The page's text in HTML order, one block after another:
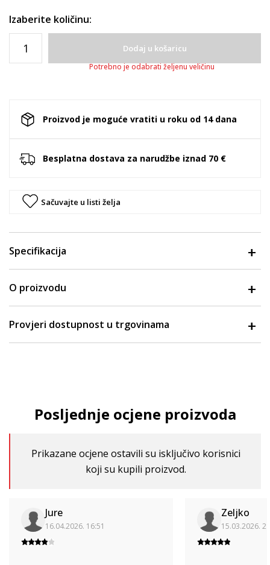
Izaberite količinu:
Dodaj u košaricu
Potrebno je odabrati željenu veličinu
Proizvod je moguće vratiti u roku od 14 dana
Besplatna dostava za narudžbe iznad 70 €
Sačuvajte u listi želja
Specifikacija
O proizvodu
Provjeri dostupnost u trgovinama
Posljednje ocjene proizvoda
Prikazane ocjene ostavili su isključivo korisnici
koji su kupili proizvod.
Jure
16.04.2026. 16:51
Zeljko
15.03.2026.